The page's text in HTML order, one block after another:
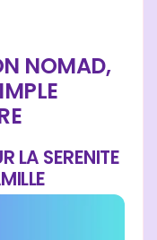
NOMAD,
LA SERENITE